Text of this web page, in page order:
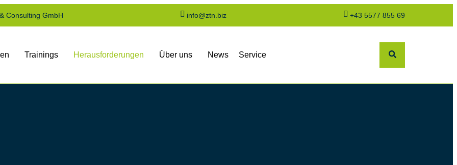
Consulting GmbH info@ztn.biz +43 5577 855 69
Trainings Herausforderungen Über uns News Service